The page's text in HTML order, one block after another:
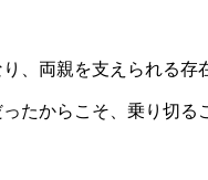
、両親を支えられる
たからこそ、乗り切